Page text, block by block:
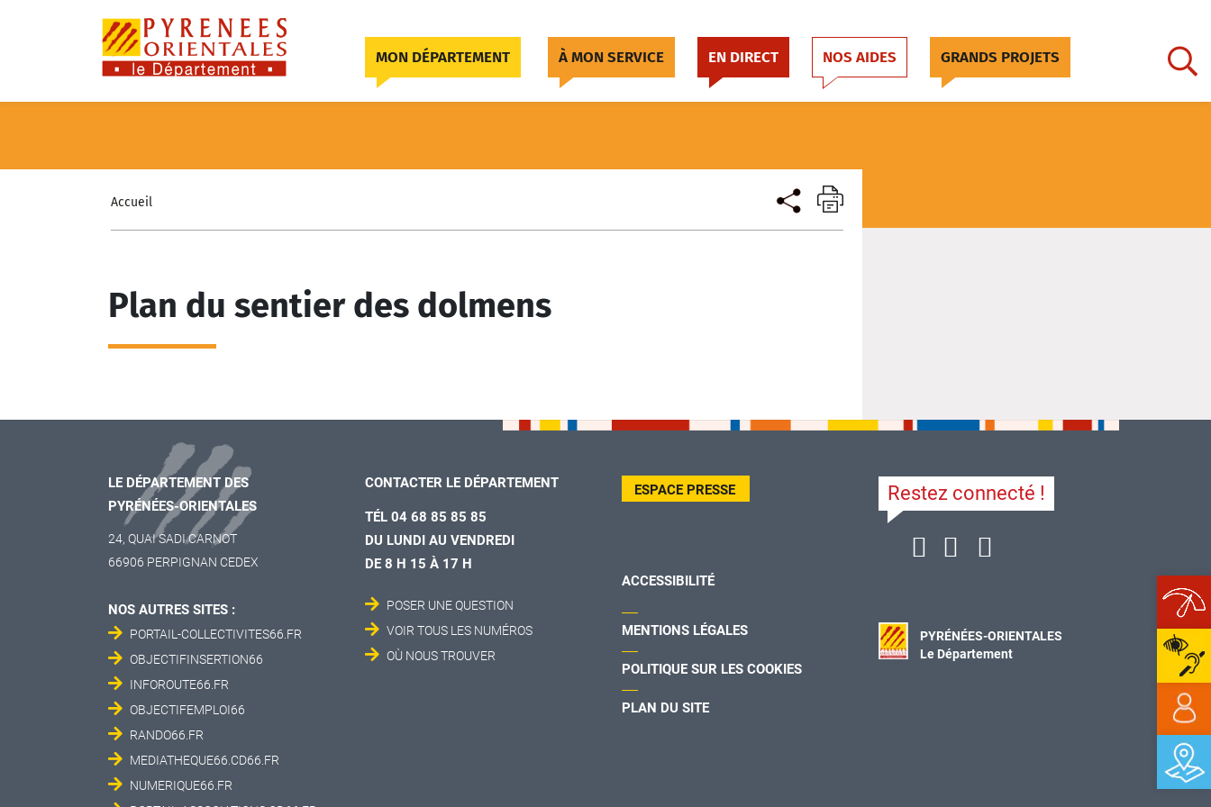
MON DÉPARTEMENT À MON SERVICE EN DIRECT NOS AIDES GRANDS PROJETS
Accueil
Plan du sentier des dolmens
LE DÉPARTEMENT DES
PYRÉNÉES-ORIENTALES
24, QUAI SADI CARNOT
66906 PERPIGNAN CEDEX
NOS AUTRES SITES :
PORTAIL-COLLECTIVITES66.FR
OBJECTIFINSERTION66
INFOROUTE66.FR
OBJECTIFEMPLOI66
RANDO66.FR
MEDIATHEQUE66.CD66.FR
NUMERIQUE66.FR
CONTACTER LE DÉPARTEMENT
TÉL 04 68 85 85 85
DU LUNDI AU VENDREDI
DE 8 H 15 À 17 H
POSER UNE QUESTION
VOIR TOUS LES NUMÉROS
OÙ NOUS TROUVER
ESPACE PRESSE
ACCESSIBILITÉ
MENTIONS LÉGALES
POLITIQUE SUR LES COOKIES
PLAN DU SITE
Restez connecté !
PYRÉNÉES-ORIENTALES
Le Département